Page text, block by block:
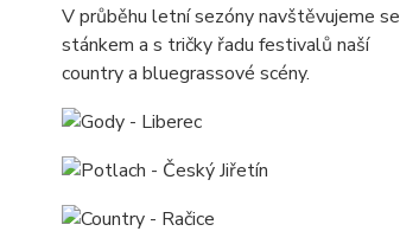
V průběhu letní sezóny navštěvujeme se
stánkem a s tričky řadu festivalů naší
country a bluegrassové scény.